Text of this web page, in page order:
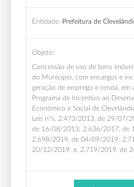
Entidade: Prefeitura de
Objeto:
Concessão de uso de bens
do Município, com encargos e
geração de emprego e renda, em
Programa de Incentivo ao
Econômico e Social de
Leis nºs. 2.473/2013, de 29/07/
de 16/08/2013; 2.636/2017, de
2.698/2019, de 04/09/2019;
20/12/2019; e, 2.719/2019, de